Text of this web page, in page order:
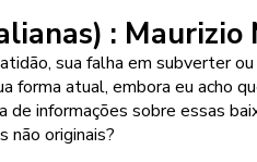
: Maurizio
sua falha em subverter
atual, embora eu acho
informações sobre essas
não originais?